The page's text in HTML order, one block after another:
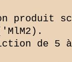
produit
de 5